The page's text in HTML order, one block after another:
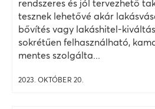
rendszeres és jól tervezhető
tesznek lehetővé akár
bővítés vagy lakáshitel-
sokrétűen felhasználható,
mentes szolgálta...
2023. OKTÓBER 20.